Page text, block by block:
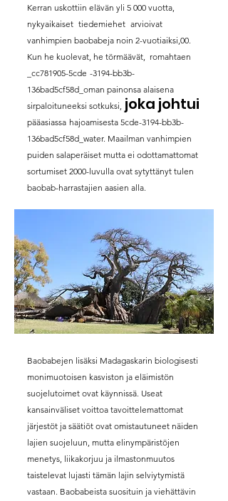
Kerran uskottiin elävän yli 5 000 vuotta,
nykyaikaiset tiedemiehet arvioivat
vanhimpien baobabeja noin 2-vuotiaiksi,00.
Kun he kuolevat, he törmäävät, romahtaen
_cc781905-5cde -3194-bb3b-
136bad5cf58d_oman painonsa alaisena
sirpaloituneeksi sotkuksi, joka johtui
pääasiassa hajoamisesta 5cde-3194-bb3b-
136bad5cf58d_water. Maailman vanhimpien
puiden salaperäiset mutta ei odottamattomat
sortumiset 2000-luvulla ovat sytyttänyt tulen
baobab-harrastajien aasien alla.
Baobabejen lisäksi Madagaskarin biologisesti
monimuotoisen kasviston ja eläimistön
suojelutoimet ovat käynnissä. Useat
kansainväliset voittoa tavoittelemattomat
järjestöt ja säätiöt ovat omistautuneet näiden
lajien suojeluun, mutta elinympäristöjen
menetys, liikakorjuu ja ilmastonmuutos
taistelevat lujasti tämän lajin selviytymistä
vastaan. Baobabeista suosituin ja viehättävin